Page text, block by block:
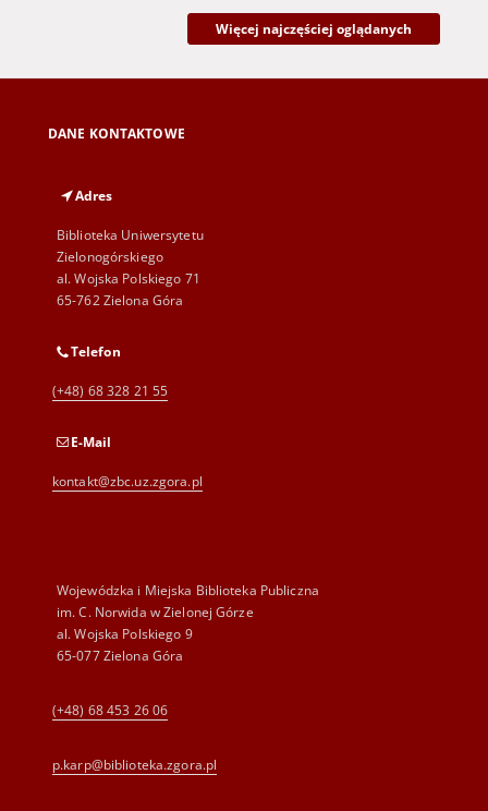
Więcej najczęściej oglądanych
DANE KONTAKTOWE
Adres
Biblioteka Uniwersytetu
Zielonogórskiego
al. Wojska Polskiego 71
65-762 Zielona Góra
Telefon
(+48) 68 328 21 55
E-Mail
kontakt@zbc.uz.zgora.pl
Wojewódzka i Miejska Biblioteka Publiczna
im. C. Norwida w Zielonej Górze
al. Wojska Polskiego 9
65-077 Zielona Góra
(+48) 68 453 26 06
p.karp@biblioteka.zgora.pl